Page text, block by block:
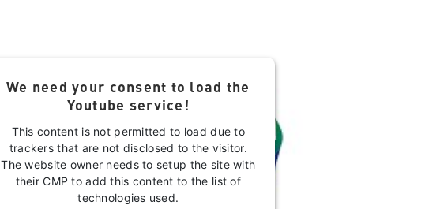
We need your consent to load the
Youtube service!
This content is not permitted to load due to
trackers that are not disclosed to the visitor.
The website owner needs to setup the site with
their CMP to add this content to the list of
technologies used.